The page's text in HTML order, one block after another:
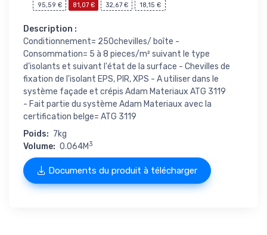
95,59 € 81,07 € 32,67 € 18,15 €
Description :
Conditionnement= 250chevilles/ boîte -
Consommation= 5 à 8 pieces/m² suivant le type
d'isolants et suivant l'état de la surface - Chevilles de
fixation de l'isolant EPS, PIR, XPS - A utiliser dans le
système façade et crépis Adam Materiaux ATG 3119
- Fait partie du système Adam Materiaux avec la
certification belge= ATG 3119
Poids: 7kg
Volume: 0.064M3
Documents du produit à télécharger